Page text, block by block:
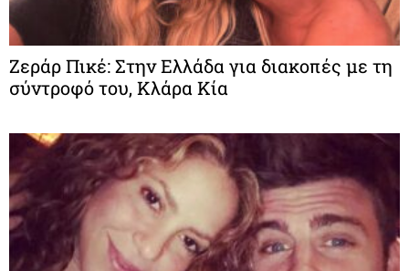
Ζεράρ Πικέ: Στην Ελλάδα για διακοπές με τη
σύντροφό του, Κλάρα Κία